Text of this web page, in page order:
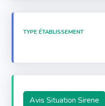
TYPE ÉTABLISSEMENT
Avis Situation Sirene